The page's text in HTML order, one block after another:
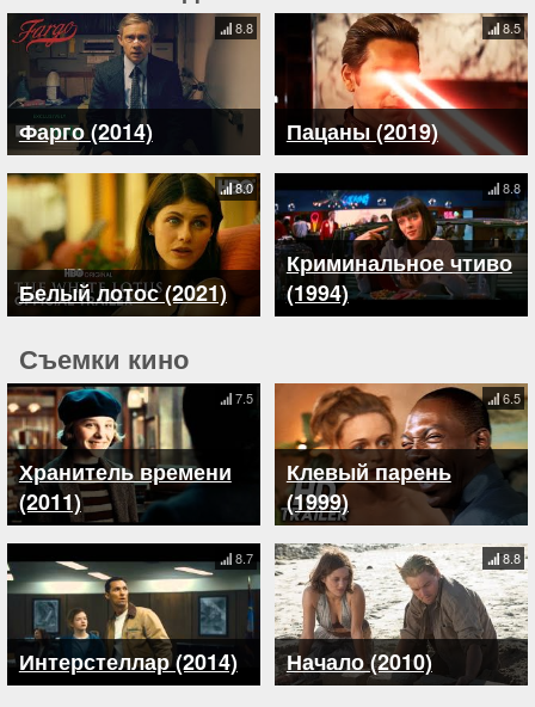
Фарго (2014)
8.8
Пацаны (2019)
8.5
Белый лотос (2021)
8.0
Криминальное чтиво
(1994)
8.8
Съемки кино
Хранитель времени
(2011)
7.5
Клевый парень
(1999)
6.5
Интерстеллар (2014)
8.7
Начало (2010)
8.8